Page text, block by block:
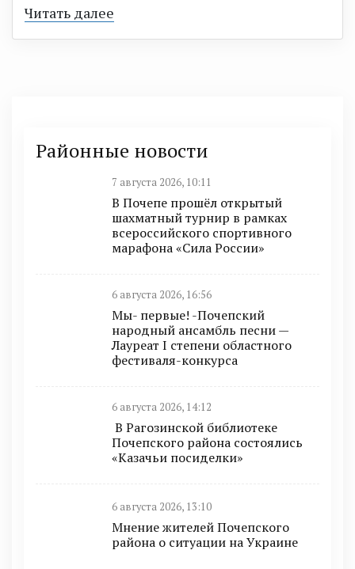
Читать далее
Районные новости
7 августа 2026, 10:11
В Почепе прошёл открытый
шахматный турнир в рамках
всероссийского спортивного
марафона «Сила России»
6 августа 2026, 16:56
Мы- первые! -Почепский
народный ансамбль песни —
Лауреат I степени областного
фестиваля-конкурса
6 августа 2026, 14:12
В Рагозинской библиотеке
Почепского района состоялись
«Казачьи посиделки»
6 августа 2026, 13:10
Мнение жителей Почепского
района о ситуации на Украине